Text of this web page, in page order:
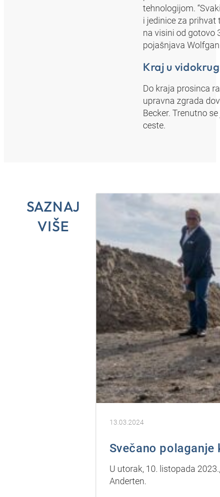
tehnologijom.
i jedinice za
na visini od gotovo
pojašnjava
Kraj u
Do kraja prosinca
upravna zgrada
Becker. Trenutno
ceste.
SAZNAJ
VIŠE
13.03.2024
Svečano
U utorak, 10. listopada
Anderten.